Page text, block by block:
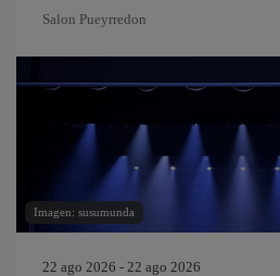
Salon Pueyrredon
Imagen: susumunda
22 ago 2026 - 22 ago 2026